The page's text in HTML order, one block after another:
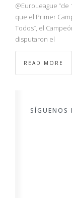
@EuroLeague
que el Primer
Todos”, el
disputaron el
READ MORE
SÍGUENOS